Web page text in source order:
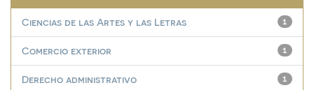
1
Ciencias de las Artes y las Letras
1
Comercio exterior
1
Derecho administrativo